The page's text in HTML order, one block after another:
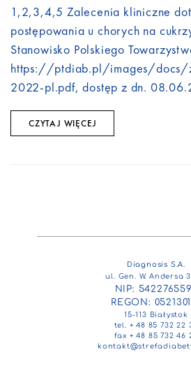
1,2,3,4,5 Zalecenia kliniczne
postępowania u chorych na
Stanowisko Polskiego
https://ptdiab.pl/images/docs/
2022-pl.pdf, dostęp z dn.
CZYTAJ WIĘCEJ
Diagnosis S.A.
ul. Gen. W. Andersa
NIP:
REGON:
15-113 Białystok
tel. + 48 85 732 22
fax + 48 85 732 46